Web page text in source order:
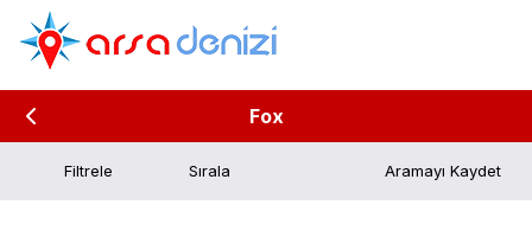
Fox
Filtrele Aramayı Kaydet